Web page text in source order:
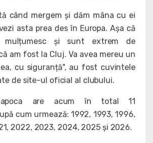
când mergem și dăm mâna cu ei
asta prea des în Europa. Așa că
și sunt extrem de
am fost la Cluj. Va avea mereu un
cu siguranță", au fost cuvintele
de site-ul oficial al clubului.
are acum în total 11
cum urmează: 1992, 1993, 1996,
2022, 2023, 2024, 2025 și 2026.